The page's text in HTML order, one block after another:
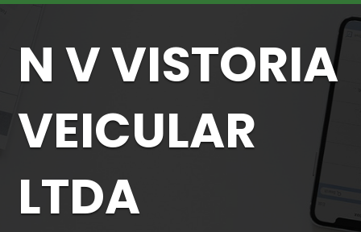
N V VISTORIA
VEICULAR
LTDA